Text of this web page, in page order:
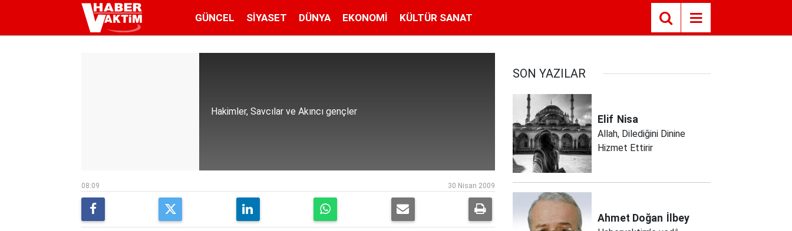
GÜNCEL SIYASET DÜNYA EKONOMI KÜLTÜR SANAT
Hakimler, Savcılar ve Akıncı gençler
08:09 30 Nisan 2009
SON YAZILAR
Elif Nisa
Allah, Dilediğini Dinine
Hizmet Ettirir
Ahmet Doğan İlbey